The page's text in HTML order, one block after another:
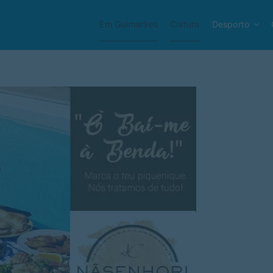
Em Guimarães Cultura Desporto